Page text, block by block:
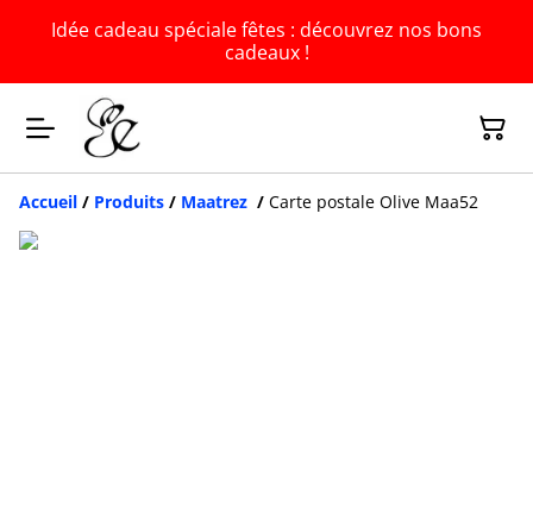
Idée cadeau spéciale fêtes : découvrez nos bons
cadeaux !
Accueil / Produits / Maatrez / Carte postale Olive Maa52